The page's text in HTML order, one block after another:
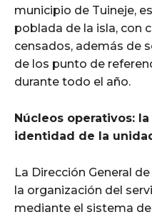
municipio de Tuineje,
poblada de la isla, con
censados, además de
de los punto de
durante todo el año.
Núcleos operativos:
identidad de la
La Dirección General
la organización del
mediante el sistema